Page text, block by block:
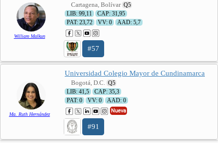
William Malkun
Cartagena, Bolívar Q5
LIB: 99,11
CAP: 31,95
PAT: 23,72
VV: 0 AAD: 5,7
#57
Ma. Ruth Hernández
Universidad Colegio Mayor de Cundinamarca
Bogotá, D.C. Q5
LIB: 41,5
CAP: 35,3
PAT: 0
VV: 0 AAD: 0
Nueva
#91